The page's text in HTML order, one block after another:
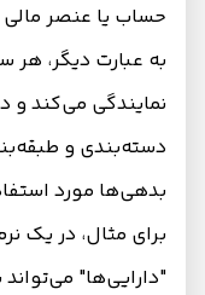
حساب یا عنصر
به عبارت دیگر،
نمایندگی می‌کند و
دسته‌بندی و
بدهی‌ها مورد
برای مثال، در یک